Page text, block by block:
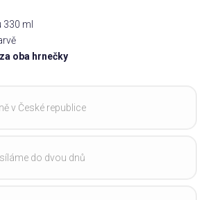
ml
oba hrnečky
v České republice
do dvou dnů